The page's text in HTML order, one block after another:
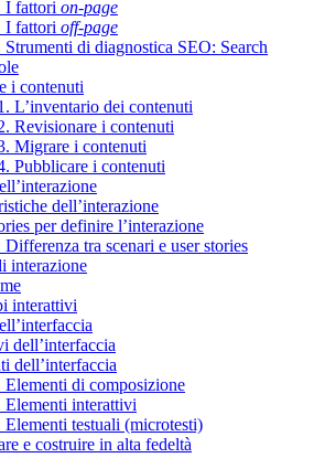
I fattori on-page
I fattori off-page
Strumenti di diagnostica SEO: Search
i contenuti
L’inventario dei contenuti
Revisionare i contenuti
Migrare i contenuti
Pubblicare i contenuti
dell’interazione
per definire l’interazione
Differenza tra scenari e user stories
interazione
interattivi
dell’interfaccia
dell’interfaccia
Elementi di composizione
Elementi interattivi
Elementi testuali (microtesti)
e costruire in alta fedeltà